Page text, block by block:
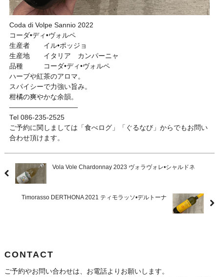
Coda di Volpe Sannio 2022
コーダ•ディ•ヴォルペ
生産者 イル•ポッジョ
生産地 イタリア カンパーニャ
品種 コーダ•ディ•ヴォルペ
ハーブや紅茶のアロマ。
スパイシーで力強い旨み。
柑橘の爽やかな余韻。
——————————
Tel 086-235-2525
ご予約に関しましては「食べログ」「ぐるなび」からでもお問い
合わせ頂けます。
Vola Vole Chardonnay 2023 ヴォラヴォレ•シャルドネ
Timorasso DERTHONA 2021 ティモラッソ•デルトーナ
CONTACT
ご予約やお問い合わせは、お電話よりお願いします。